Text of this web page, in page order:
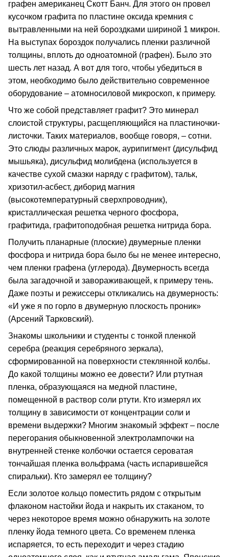
графен американец Скотт Банч. Для этого он провел
кусочком графита по пластине оксида кремния с
вытравленными на ней бороздками шириной 1 микрон.
На выступах бороздок получались пленки различной
толщины, вплоть до одноатомной (графен). Было это
шесть лет назад. А вот для того, чтобы убедиться в
этом, необходимо было действительно современное
оборудование – атомносиловой микроскоп, к примеру.
Что же собой представляет графит? Это минерал
слоистой структуры, расщепляющийся на пластиночки-
листочки. Таких материалов, вообще говоря, – сотни.
Это слюды различных марок, аурипигмент (дисульфид
мышьяка), дисульфид молибдена (используется в
качестве сухой смазки наряду с графитом), тальк,
хризотил-асбест, диборид магния
(высокотемпературный сверхпроводник),
кристаллическая решетка черного фосфора,
графитида, графитоподобная решетка нитрида бора.
Получить планарные (плоские) двумерные пленки
фосфора и нитрида бора было бы не менее интересно,
чем пленки графена (углерода). Двумерность всегда
была загадочной и завораживающей, к примеру тень.
Даже поэты и режиссеры откликались на двумерность:
«И уже я по горло в двумерную плоскость проник»
(Арсений Тарковский).
Знакомы школьники и студенты с тонкой пленкой
серебра (реакция серебряного зеркала),
сформированной на поверхности стеклянной колбы.
До какой толщины можно ее довести? Или ртутная
пленка, образующаяся на медной пластине,
помещенной в раствор соли ртути. Кто измерял их
толщину в зависимости от концентрации соли и
времени выдержки? Многим знакомый эффект – после
перегорания обыкновенной электролампочки на
внутренней стенке колбочки остается сероватая
тончайшая пленка вольфрама (часть испарившейся
спиральки). Кто замерял ее толщину?
Если золотое кольцо поместить рядом с открытым
флаконом настойки йода и накрыть их стаканом, то
через некоторое время можно обнаружить на золоте
пленку йода темного цвета. Со временем пленка
испаряется, то есть переходит и через стадию